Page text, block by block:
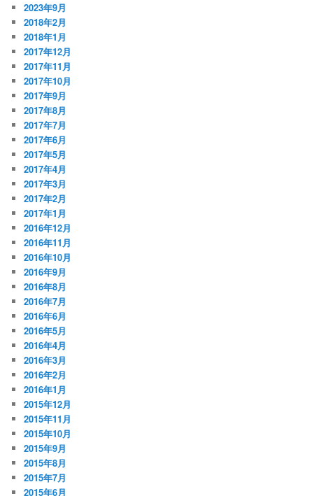
2023年9月
2018年2月
2018年1月
2017年12月
2017年11月
2017年10月
2017年9月
2017年8月
2017年7月
2017年6月
2017年5月
2017年4月
2017年3月
2017年2月
2017年1月
2016年12月
2016年11月
2016年10月
2016年9月
2016年8月
2016年7月
2016年6月
2016年5月
2016年4月
2016年3月
2016年2月
2016年1月
2015年12月
2015年11月
2015年10月
2015年9月
2015年8月
2015年7月
2015年6月